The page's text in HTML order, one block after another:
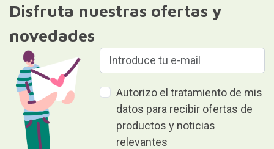
Disfruta nuestras ofertas y
novedades
Autorizo el tratamiento de mis
datos para recibir ofertas de
productos y noticias
relevantes